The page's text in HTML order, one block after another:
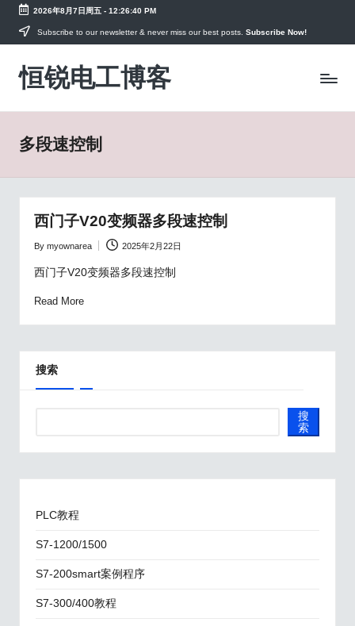
Skip
content
2026年8月7日周五- 12:26:40 PM
Subscribe to our newsletter & never miss our best posts. Subscribe Now!
恒锐电工博客
电
工
PLC
多段速控制
西门子V20变频器多段速控制
Posted
by
By myownarea 2025年2月22日
西门子V20变频器多段速控制
Read More
搜索
搜
索
PLC教程
S7-1200/1500
S7-200smart案例程序
S7-300/400教程